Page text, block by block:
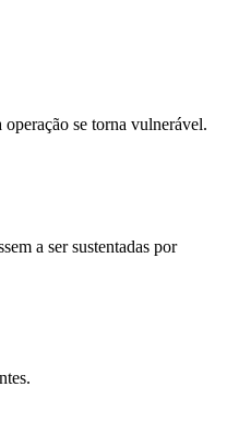
se torna vulnerável.
a ser sustentadas por